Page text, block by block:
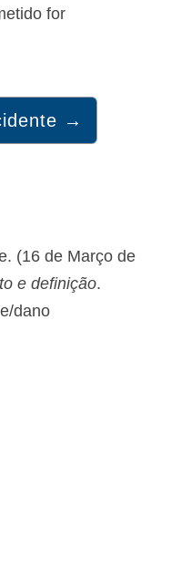
for
→
(16 de Março de
e definição.
dano